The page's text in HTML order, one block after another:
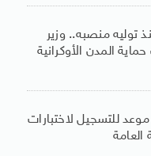
توليه منصبه.. وزير
المدن الأوكرانية
موعد للتسجيل لاختبارات
العامة